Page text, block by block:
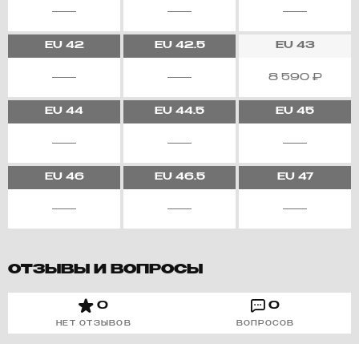
EU42 EU42.5 EU43
8 590 ₽
EU 44 EU 44.5 EU 45
EU46 EU46.5 EU47
ОТЗЫВЫ И ВОПРОСЫ
0
НЕТ ОТЗЫВОВ
0
ВОПРОСОВ